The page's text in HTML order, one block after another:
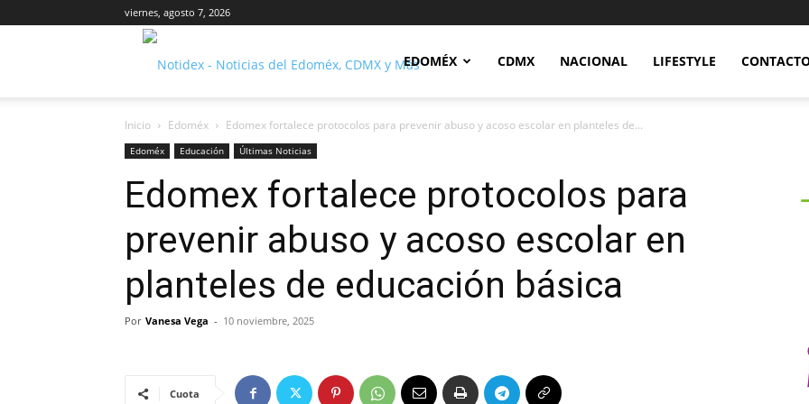
viernes, agosto 7, 2026
Notidex
EDOMÉX CDMX NACIONAL LIFESTYLE
Inicio Edoméx Edomex fortalece protocolos para prevenir abuso y acoso escolar en planteles de...
Edoméx Educación Últimas Noticias
Edomex fortalece protocolos para
prevenir abuso y acoso escolar en
planteles de educación básica
Por Vanesa Vega - 10 noviembre, 2025
Cuota